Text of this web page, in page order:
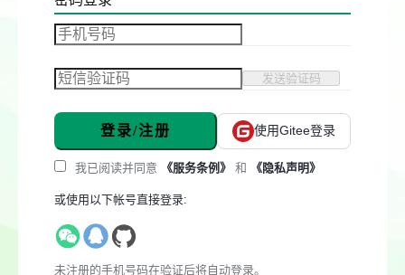
发送验证码
登录/注册 使用Gitee登录
我已阅读并同意 《服务条例》 和 《隐私声明》
或使用以下帐号直接登录:
未注册的手机号码在验证后将自动登录。